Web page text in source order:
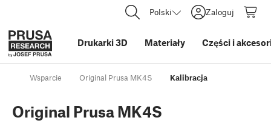
Polski Zaloguj
Drukarki 3D Materiały Części i
Wsparcie Original Prusa MK4S Kalibracja
Original Prusa MK4S